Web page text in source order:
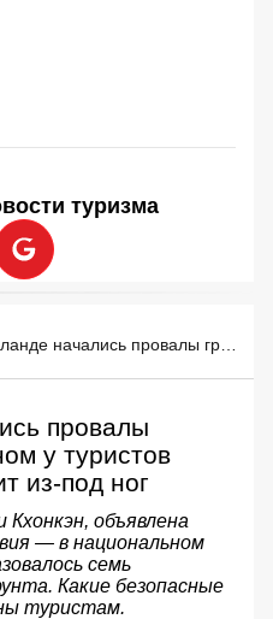
туризма
провалы
у туристов
из-под ног
Кхонкэн, объявлена
— в национальном
семь
Какие безопасные
туристам.